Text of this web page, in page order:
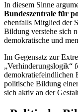
In diesem Sinne
Bundeszentrale für
ebenfalls Mitglied der
Bildung verstehe sich
demokratische und
Im Gegensatz zur
„Verhinderungslogik“
demokratiefeindlichen
politische Bildung
sich aktiv an der